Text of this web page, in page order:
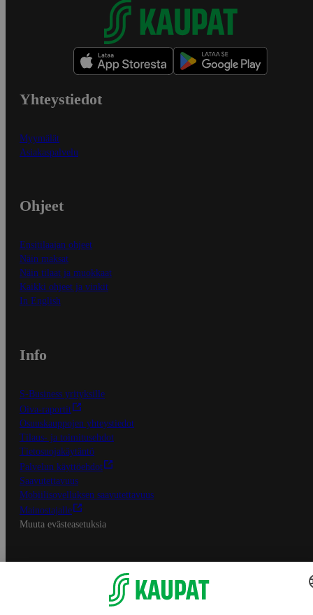
Yhteystiedot
Myymälät
Asiakaspalvelu
Ohjeet
Ensitilaajan ohjeet
Näin maksat
Näin tilaat ja muokkaat
Kaikki ohjeet ja vinkit
In English
Info
S-Business yrityksille
Oiva-raportit
Osuuskauppojen yhteystiedot
Tilaus- ja toimitusehdot
Tietosuojakäytäntö
Palvelun käyttöehdot
Saavutettavuus
Mobiilisovelluksen saavutettavuus
Mainostajalle
Muuta evästeasetuksia
S-ryhmän palvelut